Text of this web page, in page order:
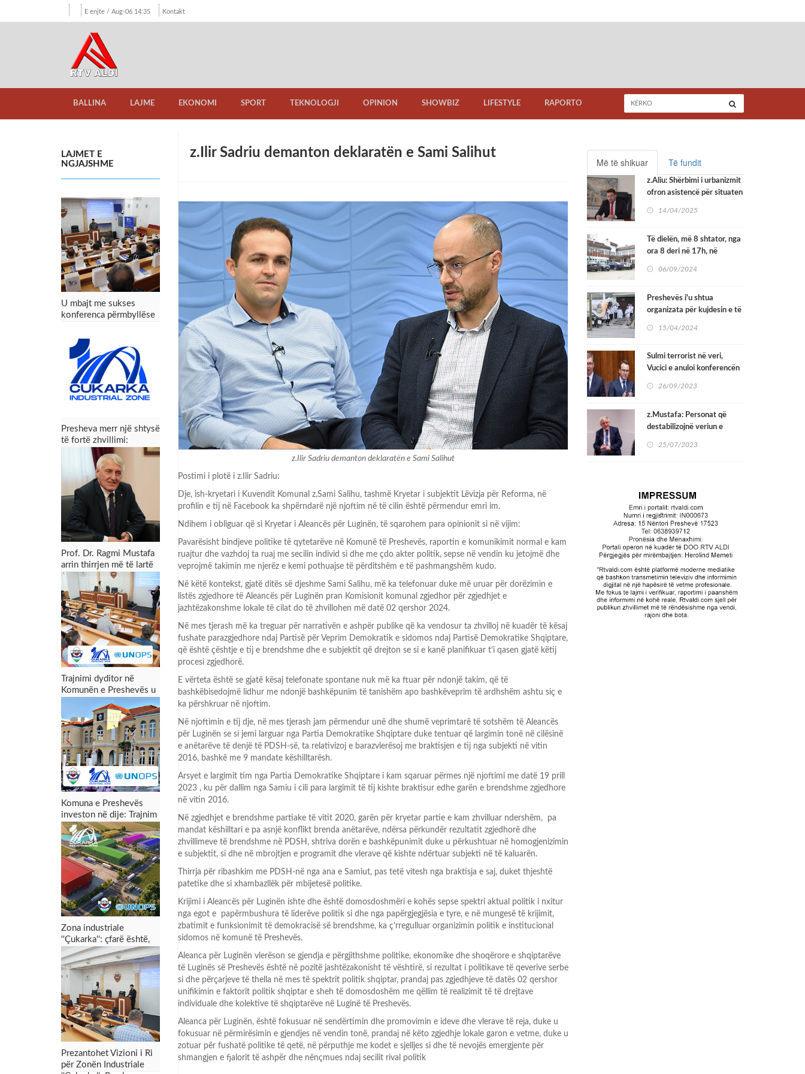
E enjte / Aug-06 14:35 Kontakt
BALLINA LAJME EKONOMI SPORT TEKNOLOGJI OPINION SHOWBIZ LIFESTYLE RAPORTO
LAJMET E
NGJAJSHME
U mbajt me sukses
konferenca përmbyllëse
Industriale “Çukarka” –
Presheva fiton mundësi
të reja zhvillimi
Presheva merr një shtysë
të fortë zhvillimi:
Konferenca përmbyllëse
e projektit Zona
Industriale “Çukarka”
Prof. Dr. Ragmi Mustafa
arrin thirrjen më të lartë
akademike
Trajnimi dyditor në
Komunën e Preshevës u
përmbyll me sukses:
Forcimi i kapaciteteve
për menaxhimin e zonës
industriale dhe tërheqjen
e investimeve
Komuna e Preshevës
investon në dije: Trajnim
dyditor për punonjësit
për menaxhimin e zonës
industriale dhe tërheqjen
e investimeve
Zona industriale
''Çukarka'': çfarë është,
për çfarë shërben dhe
çfarë mund t’i sjellë
Preshevës
Prezantohet Vizioni i Ri
për Zonën Industriale
z.Ilir Sadriu demanton deklaratën e Sami Salihut
z.Ilir Sadriu demanton deklaratën e Sami Salihut
Postimi i plotë i z.Ilir Sadriu:
Dje, ish-kryetari i Kuvendit Komunal z.Sami Salihu, tashmë Kryetar i subjektit Lëvizja për Reforma, në
profilin e tij në Facebook ka shpërndarë një njoftim në të cilin është përmendur emri im.
Ndihem i obliguar që si Kryetar i Aleancës për Luginën, të sqarohem para opinionit si në vijim:
Pavarësisht bindjeve politike të qytetarëve në Komunë të Preshevës, raportin e komunikimit normal e kam
ruajtur dhe vazhdoj ta ruaj me secilin individ si dhe me çdo akter politik, sepse në vendin ku jetojmë dhe
veprojmë takimin me njerëz e kemi pothuajse të përditshëm e të pashmangshëm kudo.
Në këtë kontekst, gjatë ditës së djeshme Sami Salihu, më ka telefonuar duke më uruar për dorëzimin e
listës zgjedhore të Aleancës për Luginën pran Komisionit komunal zgjedhor për zgjedhjet e
jazhtëzakonshme lokale të cilat do të zhvillohen më datë 02 qershor 2024.
Në mes tjerash më ka treguar për narrativën e ashpër publike që ka vendosur ta zhvilloj në kuadër të kësaj
fushate parazgjedhore ndaj Partisë për Veprim Demokratik e sidomos ndaj Partisë Demokratike Shqiptare,
që është çështje e tij e brendshme dhe e subjektit që drejton se si e kanë planifikuar t’i qasen gjatë këtij
procesi zgjedhorë.
E vërteta është se gjatë kësaj telefonate spontane nuk më ka ftuar për ndonjë takim, që të
bashkëbisedojmë lidhur me ndonjë bashkëpunim të tanishëm apo bashkëveprim të ardhshëm ashtu siç e
ka përshkruar në njoftim.
Në njoftimin e tij dje, në mes tjerash jam përmendur unë dhe shumë veprimtarë të sotshëm të Aleancës
për Luginën se si jemi larguar nga Partia Demokratike Shqiptare duke tentuar që largimin tonë në cilësinë
e anëtarëve të denjë të PDSH-së, ta relativizoj e barazvlerësoj me braktisjen e tij nga subjekti në vitin
2016, bashkë me 9 mandate këshilltarësh.
Arsyet e largimit tim nga Partia Demokratike Shqiptare i kam sqaruar përmes një njoftimi me datë 19 prill
2023 , ku për dallim nga Samiu i cili para largimit të tij kishte braktisur edhe garën e brendshme zgjedhore
në vitin 2016.
Në zgjedhjet e brendshme partiake të vitit 2020, garën për kryetar partie e kam zhvilluar ndershëm, pa
mandat këshilltari e pa asnjë konflikt brenda anëtarëve, ndërsa përkundër rezultatit zgjedhorë dhe
zhvillimeve të brendshme në PDSH, shtriva dorën e bashkëpunimit duke u përkushtuar në homogjenizimin
e subjektit, si dhe në mbrojtjen e programit dhe vlerave që kishte ndërtuar subjekti në të kaluarën.
Thirrja për ribashkim me PDSH-në nga ana e Samiut, pas tetë vitesh nga braktisja e saj, duket thjeshtë
patetike dhe si xhambazllëk për mbijetesë politike.
Krijimi i Aleancës për Luginën ishte dhe është domosdoshmëri e kohës sepse spektri aktual politik i nxitur
nga egot e papërmbushura të liderëve politik si dhe nga papërgjegjësia e tyre, e në mungesë të krijimit,
zbatimit e funksionimit të demokracisë së brendshme, ka ç'rregulluar organizimin politik e institucional
sidomos në komunë të Preshevës.
Aleanca për Luginën vlerëson se gjendja e përgjithshme politike, ekonomike dhe shoqërore e shqiptarëve
të Luginës së Preshevës është në pozitë jashtëzakonisht të vështirë, si rezultat i politikave të qeverive serbe
si dhe përçarjeve të thella në mes të spektrit politik shqiptar, prandaj pas zgjedhjeve të datës 02 qershor
unifikimin e faktorit politik shqiptar e sheh të domosdoshëm me qëllim të realizimit të të drejtave
individuale dhe kolektive të shqiptarëve në Luginë të Preshevës.
Aleanca për Luginën, është fokusuar në sendërtimin dhe promovimin e ideve dhe vlerave të reja, duke u
fokusuar në përmirësimin e gjendjes në vendin tonë, prandaj në këto zgjedhje lokale garon e vetme, duke u
zotuar për fushatë politike të qetë, në përputhje me kodet e sjelljes si dhe të nevojës emergjente për
shmangjen e fjalorit të ashpër dhe nënçmues ndaj secilit rival politik
Më të shikuar Të fundit
z.Aliu: Shërbimi i urbanizmit
ofron asistencë për situaten
14/04/2025
Të dielën, më 8 shtator, nga
ora 8 deri në 17h, në
06/09/2024
Preshevës i'u shtua
organizata për kujdesin e të
15/04/2024
Sulmi terrorist në veri,
Vucici e anuloi konferencën
26/09/2023
z.Mustafa: Personat që
destabilizojnë veriun e
25/07/2023